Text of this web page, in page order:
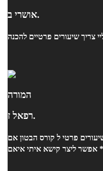
אושרי ב.
המורה
רפאל ז.
פרטי ל קורס הבטון אם